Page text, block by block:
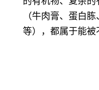
（牛肉膏、蛋白
等），都属于能